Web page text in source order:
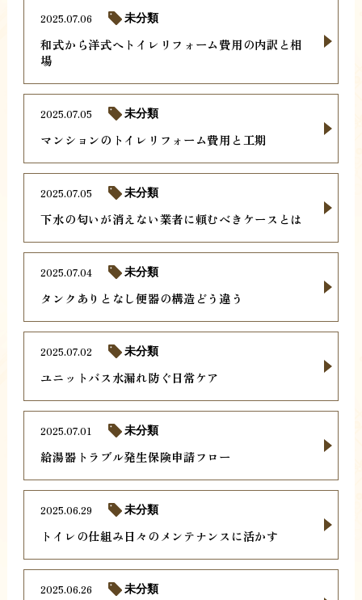
和式から洋式へトイレリフォーム費用の内訳と相
場
2025.07.06 未分類
マンションのトイレリフォーム費用と工期
2025.07.05 未分類
下水の匂いが消えない業者に頼むべきケースとは
2025.07.05 未分類
タンクありとなし便器の構造どう違う
2025.07.04 未分類
ユニットバス水漏れ防ぐ日常ケア
2025.07.02 未分類
給湯器トラブル発生保険申請フロー
2025.07.01 未分類
トイレの仕組み日々のメンテナンスに活かす
2025.06.29 未分類
2025.06.26 未分類